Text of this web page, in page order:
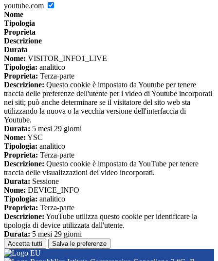
youtube.com
Nome
Tipologia
Proprieta
Descrizione
Durata
Nome: VISITOR_INFO1_LIVE
Tipologia: analitico
Proprieta: Terza-parte
Descrizione: Questo cookie è impostato da Youtube per tenere
traccia delle preferenze dell'utente per i video di Youtube incorporati
nei siti; può anche determinare se il visitatore del sito web sta
utilizzando la nuova o la vecchia versione dell'interfaccia di
Youtube.
Durata: 5 mesi 29 giorni
Nome: YSC
Tipologia: analitico
Proprieta: Terza-parte
Descrizione: Questo cookie è impostato da YouTube per tenere
traccia delle visualizzazioni dei video incorporati.
Durata: Sessione
Nome: DEVICE_INFO
Tipologia: analitico
Proprieta: Terza-parte
Descrizione: YouTube utilizza questo cookie per identificare la
tipologia di device utilizzata dall'utente.
Durata: 5 mesi 29 giorni
Accetta tutti Salva le preferenze